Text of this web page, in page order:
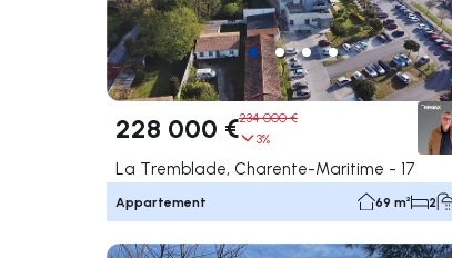
228 000 €234 000 €
3%
La Tremblade, Charente-Maritime - 17
Appartement 69 m² 2